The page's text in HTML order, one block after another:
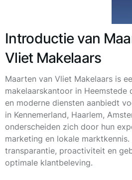
Introductie van
Vliet Makelaars
Maarten van Vliet Makelaars is
makelaarskantoor in Heemstede
en moderne diensten aanbiedt
in Kennemerland, Haarlem,
onderscheiden zich door hun
marketing en lokale
transparantie, proactiviteit en
optimale klantbeleving.